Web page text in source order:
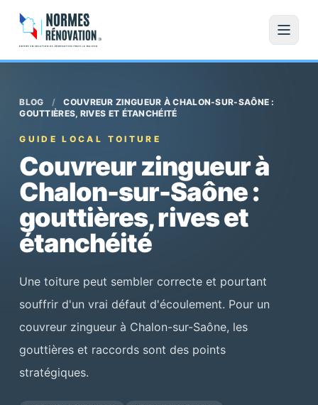
BLOG /
COUVREUR ZINGUEUR À CHALON-SUR-SAÔNE :
GOUTTIÈRES, RIVES ET ÉTANCHÉITÉ
GUIDE LOCAL TOITURE
Couvreur zingueur à
Chalon-sur-Saône :
gouttières, rives et
étanchéité
Une toiture peut sembler correcte et pourtant
souffrir d'un vrai défaut d'écoulement. Pour un
couvreur zingueur à Chalon-sur-Saône, les
gouttières et raccords sont des points
stratégiques.